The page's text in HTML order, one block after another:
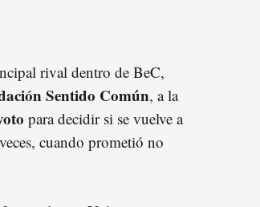
rival dentro de BeC,
Sentido Común, a la
para decidir si se vuelve a
cuando prometió no